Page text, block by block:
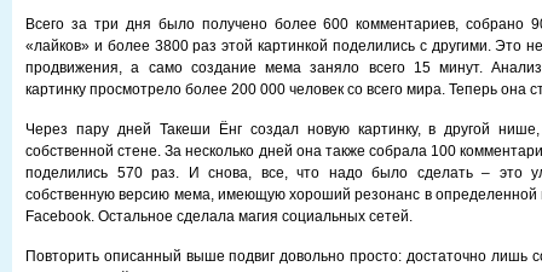
Всего за три дня было получено более 600 комментариев, собрано
«лайков» и более 3800 раз этой картинкой поделились с другими. Это
продвижения, а само создание мема заняло всего 15 минут.
картинку просмотрело более 200 000 человек со всего мира. Теперь она
Через пару дней Такеши Ёнг создал новую картинку, в другой
собственной стене. За несколько дней она также собрала 100
поделились 570 раз. И снова, все, что надо было сделать – это
собственную версию мема, имеющую хороший резонанс в определенной
Facebook. Остальное сделала магия социальных сетей.
Повторить описанный выше подвиг довольно просто: достаточно лишь